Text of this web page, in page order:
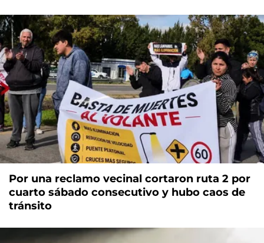
Por una reclamo vecinal cortaron ruta 2 por
cuarto sábado consecutivo y hubo caos de
tránsito